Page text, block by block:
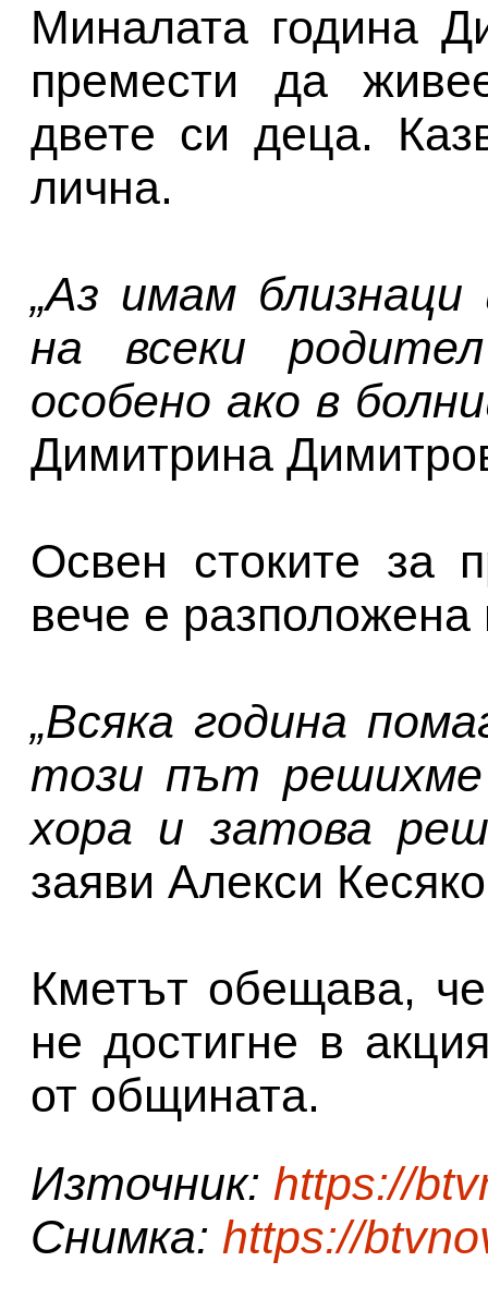
Миналата година
премести да
двете си деца.
лична.
„Аз имам
на всеки
особено ако в
Димитрина
Освен стоките за
вече е разположена
„Всяка година
този път
хора и затова
заяви Алекси
Кметът обещава,
не достигне в
от общината.
Източник: https://
Снимка: https://